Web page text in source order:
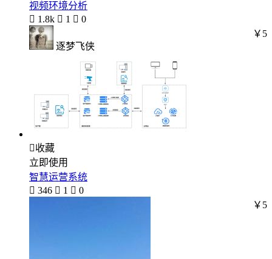
视频环境分析
 1.8k  1  0
逐梦飞侠
￥5
收藏
立即使用
智慧运营系统
 346  1  0
￥5